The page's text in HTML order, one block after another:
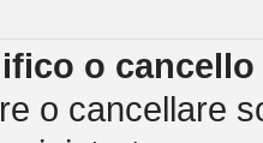
o
o cancellare